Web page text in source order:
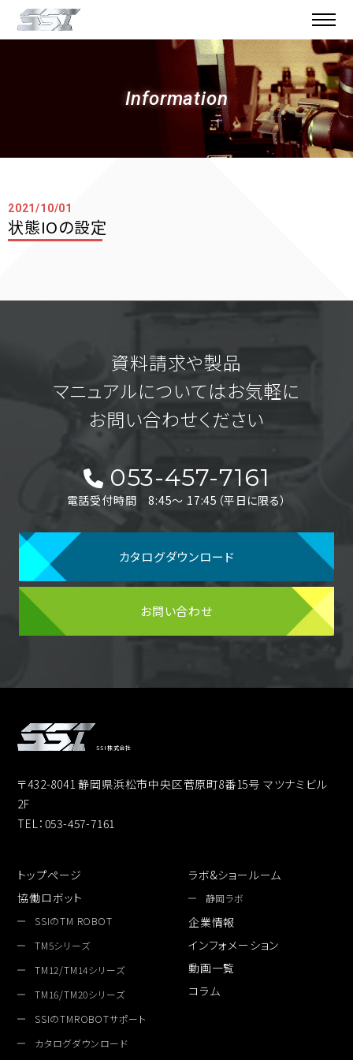
Information
2021/10/01
状態IOの設定
資料請求や製品
マニュアルについてはお気軽に
お問い合わせください
053-457-7161
電話受付時間 8:45〜 17:45（平日に限る）
カタログダウンロード
お問い合わせ
SSI株式会社
〒432-8041 静岡県浜松市中央区菅原町8番15号 マツナミビル
2F
TEL：053-457-7161
トップページ
協働ロボット
SSIのTM ROBOT
TM5シリーズ
TM12/TM14シリーズ
TM16/TM20シリーズ
SSIのTMROBOTサポート
カタログダウンロード
ラボ&ショールーム
静岡ラボ
企業情報
インフォメーション
動画一覧
コラム